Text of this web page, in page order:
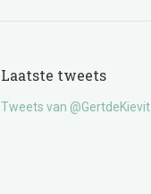
Laatste tweets
Tweets van @GertdeKievit